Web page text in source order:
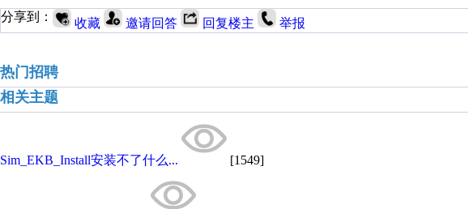
分享到： 收藏 邀请回答 回复楼主 举报
热门招聘
相关主题
Sim_EKB_Install安装不了什么... [1549]